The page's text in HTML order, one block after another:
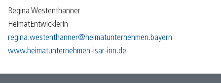
Regina Westenthanner
HeimatEntwicklerin
regina.westenthanner@heimatunternehmen.bayern
www.heimatunternehmen-isar-inn.de